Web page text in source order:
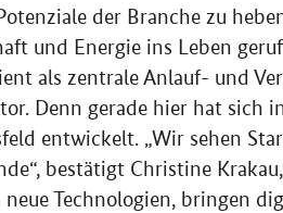
der Branche zu
und Energie ins Leben
als zentrale Anlauf- und
Denn gerade hier hat sich
entwickelt. „Wir sehen
bestätigt Christine
Technologien, bringen